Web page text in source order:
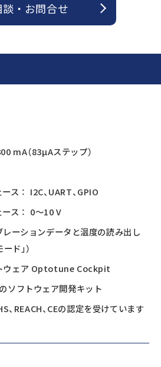
・ お問合せ
mA（83µAステップ）
ス ： I2C、UART、GPIO
ス ： 0～10 V
ーションデータと温度の読み出し
ド」）
ウェア Optotune Cockpit
ソフトウェア開発キット
、REACH、CEの認定を受けています